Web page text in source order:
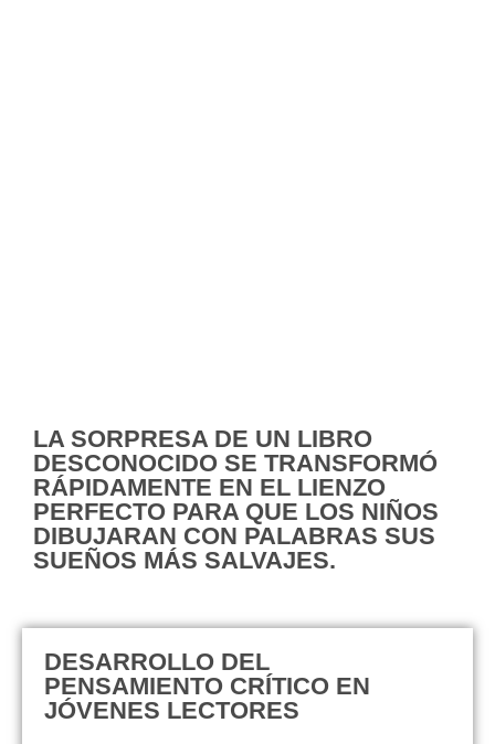
LA SORPRESA DE UN LIBRO
DESCONOCIDO SE TRANSFORMÓ
RÁPIDAMENTE EN EL LIENZO
PERFECTO PARA QUE LOS NIÑOS
DIBUJARAN CON PALABRAS SUS
SUEÑOS MÁS SALVAJES.
DESARROLLO DEL
PENSAMIENTO CRÍTICO EN
JÓVENES LECTORES